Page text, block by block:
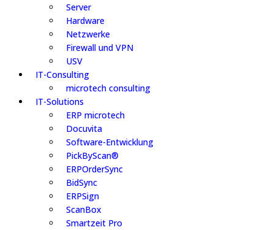
Server
Hardware
Netzwerke
Firewall und VPN
USV
IT-Consulting
microtech consulting
IT-Solutions
ERP microtech
Docuvita
Software-Entwicklung
PickByScan®
ERPOrderSync
BidSync
ERPSign
ScanBox
Smartzeit Pro